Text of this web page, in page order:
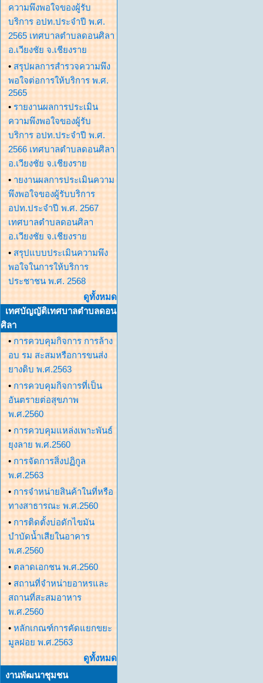
ความพึงพอใจของผู้รับ
บริการ อปท.ประจำปี พ.ศ.
2565 เทศบาลตำบลดอนศิลา
อ.เวียงชัย จ.เชียงราย
• สรุปผลการสำรวจความพึง
พอใจต่อการให้บริการ พ.ศ.
2565
• รายงานผลการประเมิน
ความพึงพอใจของผู้รับ
บริการ อปท.ประจำปี พ.ศ.
2566 เทศบาลตำบลดอนศิลา
อ.เวียงชัย จ.เชียงราย
• ายงานผลการประเมินความ
พึงพอใจของผู้รับบริการ
อปท.ประจำปี พ.ศ. 2567
เทศบาลตำบลดอนศิลา
อ.เวียงชัย จ.เชียงราย
• สรุปแบบประเมินความพึง
พอใจในการให้บริการ
ประชาชน พ.ศ. 2568
ดูทั้งหมด
เทศบัญญัติเทศบาลตำบลดอน
ศิลา
• การควบคุมกิจการ การล้าง
อบ รม สะสมหรือการขนส่ง
ยางดิบ พ.ศ.2563
• การควบคุมกิจการที่เป็น
อันตรายต่อสุขภาพ
พ.ศ.2560
• การควบคุมแหล่งเพาะพันธ์
ยุงลาย พ.ศ.2560
• การจัดการสิ่งปฏิกูล
พ.ศ.2563
• การจำหน่ายสินค้าในที่หรือ
ทางสาธารณะ พ.ศ.2560
• การติดตั้งบ่อดักไขมัน
บำบัดน้ำเสียในอาคาร
พ.ศ.2560
• ตลาดเอกชน พ.ศ.2560
• สถานที่จำหน่ายอาหรและ
สถานที่สะสมอาหาร
พ.ศ.2560
• หลักเกณฑ์การคัดแยกขยะ
มูลฝอย พ.ศ.2563
ดูทั้งหมด
งานพัฒนาชุมชน